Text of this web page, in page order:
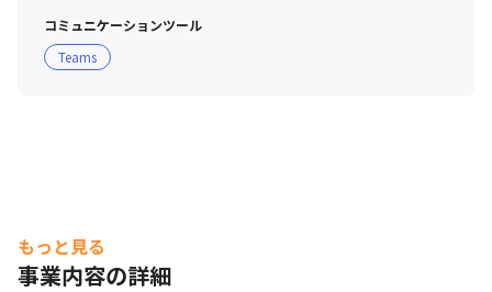
■ 現場・社員の雰囲気
・役員との物理的な距離や精神的な距離が近く、風通しの
・そのため、事業部を横断する決断や業務にもスピード感
があります
コミュニケーションツール
Teams
もっと見る
事業内容の詳細